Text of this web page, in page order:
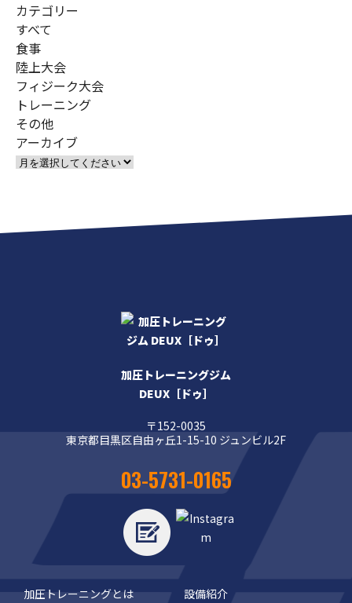
カテゴリー
すべて
食事
陸上大会
フィジーク大会
トレーニング
その他
アーカイブ
加圧トレーニングジム
DEUX［ドゥ］
〒152-0035
東京都目黒区自由ヶ丘1-15-10 ジュンビル2F
03-5731-0165
加圧トレーニングとは 設備紹介